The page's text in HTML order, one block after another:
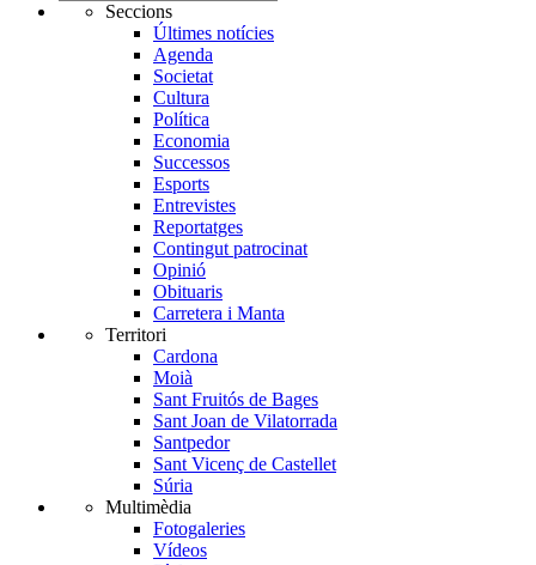
Seccions
Últimes notícies
Agenda
Societat
Cultura
Política
Economia
Successos
Esports
Entrevistes
Reportatges
Contingut patrocinat
Opinió
Obituaris
Carretera i Manta
Territori
Cardona
Moià
Sant Fruitós de Bages
Sant Joan de Vilatorrada
Santpedor
Sant Vicenç de Castellet
Súria
Multimèdia
Fotogaleries
Vídeos